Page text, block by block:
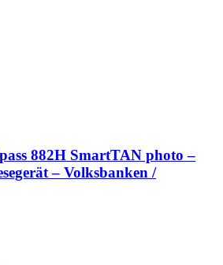
882H SmartTAN photo –
– Volksbanken /